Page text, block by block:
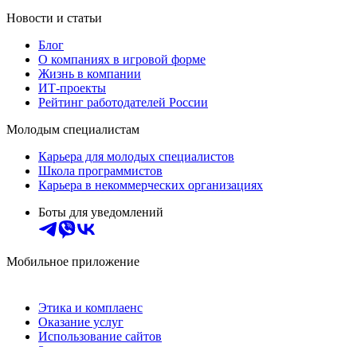
Новости и статьи
Блог
О компаниях в игровой форме
Жизнь в компании
ИТ-проекты
Рейтинг работодателей России
Молодым специалистам
Карьера для молодых специалистов
Школа программистов
Карьера в некоммерческих организациях
Боты для уведомлений
Мобильное приложение
Этика и комплаенс
Оказание услуг
Использование сайтов